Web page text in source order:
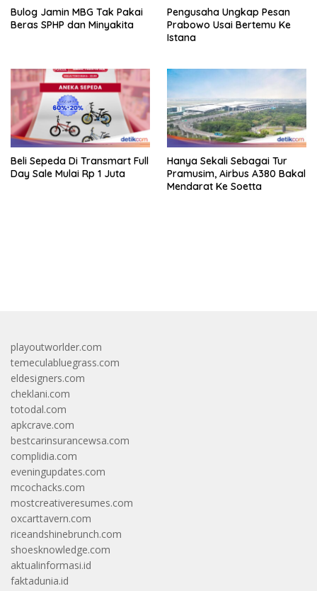
Bulog Jamin MBG Tak Pakai
Beras SPHP dan Minyakita
Pengusaha Ungkap Pesan
Prabowo Usai Bertemu Ke
Istana
Beli Sepeda Di Transmart Full
Day Sale Mulai Rp 1 Juta
Hanya Sekali Sebagai Tur
Pramusim, Airbus A380 Bakal
Mendarat Ke Soetta
playoutworlder.com
temeculabluegrass.com
eldesigners.com
cheklani.com
totodal.com
apkcrave.com
bestcarinsurancewsa.com
complidia.com
eveningupdates.com
mcochacks.com
mostcreativeresumes.com
oxcarttavern.com
riceandshinebrunch.com
shoesknowledge.com
aktualinformasi.id
faktadunia.id